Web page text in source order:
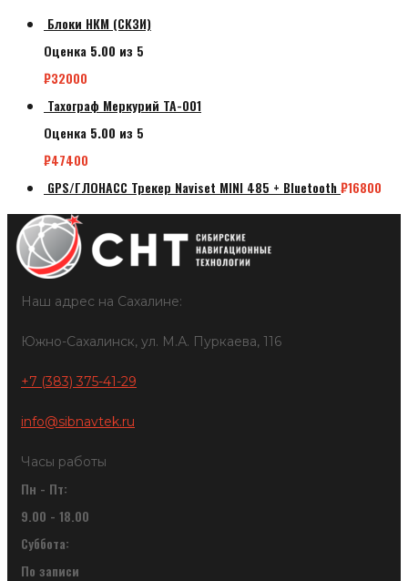
Блоки НКМ (СКЗИ)
Оценка 5.00 из 5
₽32000
Тахограф Меркурий ТА-001
Оценка 5.00 из 5
₽47400
GPS/ГЛОНАСС Трекер Naviset MINI 485 + Bluetooth ₽16800
Наш адрес на Сахалине:
Южно-Сахалинск, ул. М.А. Пуркаева, 116
+7 (383) 375-41-29
info@sibnavtek.ru
Часы работы
Пн - Пт:
9.00 - 18.00
Суббота:
По записи